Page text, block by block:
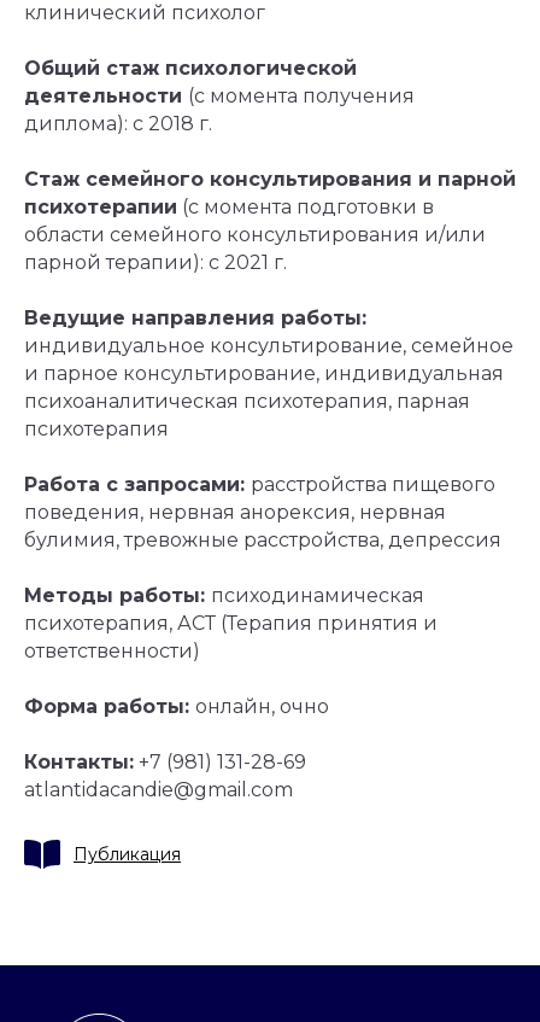
клинический психолог
Общий стаж психологической
деятельности (с момента получения
диплома): с 2018 г.
Стаж семейного консультирования и парной
психотерапии (с момента подготовки в
области семейного консультирования и/или
парной терапии): с 2021 г.
Ведущие направления работы:
индивидуальное консультирование, семейное
и парное консультирование, индивидуальная
психоаналитическая психотерапия, парная
психотерапия
Работа с запросами: расстройства пищевого
поведения, нервная анорексия, нервная
булимия, тревожные расстройства, депрессия
Методы работы: психодинамическая
психотерапия, АСТ (Терапия принятия и
ответственности)
Форма работы: онлайн, очно
Контакты: +7 (981) 131-28-69
atlantidacandie@gmail.com
Публикация
Контакты
Лицензия
Сведения об организации
Главная
Реквизиты
16 +
Конфиденциальность
©АНО «ДСК» 2024 -2026
Сайт сделан в АртФактор